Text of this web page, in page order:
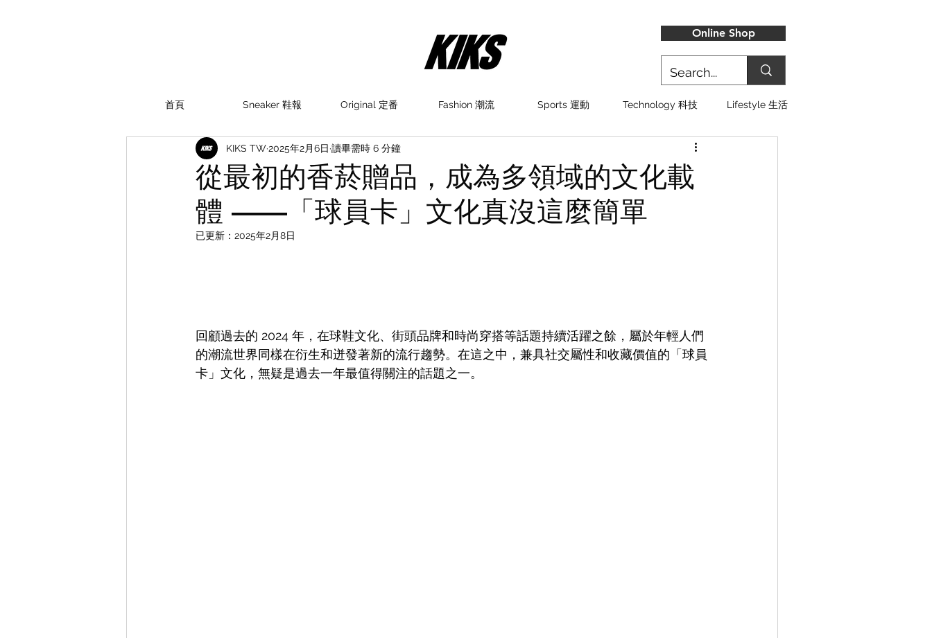
Online Shop
首頁 Sneaker 鞋報 Original 定番 Fashion 潮流 Sports 運動 Technology 科技 Lifestyle 生活
從最初的香菸贈品，成為多領域的文化載
體 ——「球員卡」文化真沒這麼簡單
KIKS TW2025年2月6日 讀畢需時 6 分鐘
已更新： 2025年2月8日
回顧過去的 2024 年，在球鞋文化、街頭品牌和時尚穿搭等話題持續活躍之餘，屬於年輕人們
的潮流世界同樣在衍生和迸發著新的流行趨勢。在這之中，兼具社交屬性和收藏價值的「球員
卡」文化，無疑是過去一年最值得關注的話題之一。